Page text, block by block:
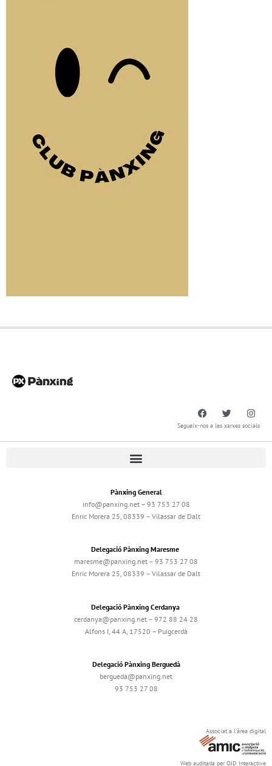
Segueix-nos a les xarxes socials
Pànxing General
info@panxing.net – 93 753 27 08
Enric Morera 25, 08339 – Vilassar de Dalt
Delegació Pànxing Maresme
maresme@panxing.net – 93 753 27 08
Enric Morera 25, 08339 – Vilassar de Dalt
Delegació Pànxing Cerdanya
cerdanya@panxing.net – 972 88 24 28
Alfons I, 44 A, 17520 – Puigcerdà
Delegació Pànxing Berguedà
bergueda@panxing.net
93 753 27 08
Associat a l'àrea digital
Web auditada per OJD Interactive